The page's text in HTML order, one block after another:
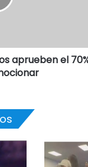
aprueben el